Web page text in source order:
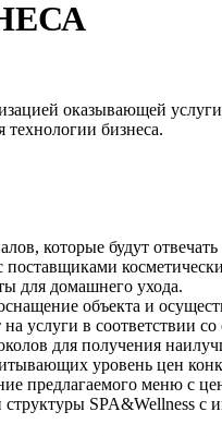
оказывающей
технологии бизнеса.
которые будут
для домашнего ухода.
объекта и
услуги в соответствии
для получения
уровень цен
предлагаемого меню с
SPA&Wellness